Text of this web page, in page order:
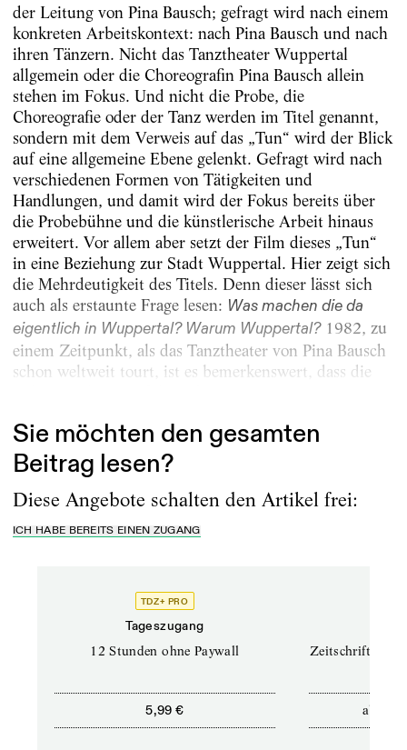
der Leitung von Pina Bausch; gefragt wird nach einem
konkreten Arbeitskontext: nach Pina Bausch und nach
ihren Tänzern. Nicht das Tanztheater Wuppertal
allgemein oder die Choreografin Pina Bausch allein
stehen im Fokus. Und nicht die Probe, die
Choreografie oder der Tanz werden im Titel genannt,
sondern mit dem Verweis auf das „Tun“ wird der Blick
auf eine allgemeine Ebene gelenkt. Gefragt wird nach
verschiedenen Formen von Tätigkeiten und
Handlungen, und damit wird der Fokus bereits über
die Probebühne und die künstlerische Arbeit hinaus
erweitert. Vor allem aber setzt der Film dieses „Tun“
in eine Beziehung zur Stadt Wuppertal. Hier zeigt sich
die Mehrdeutigkeit des Titels. Denn dieser lässt sich
auch als erstaunte Frage lesen: Was machen die da
eigentlich in Wuppertal? Warum Wuppertal?1982, zu
einem Zeitpunkt, als das Tanztheater von Pina Bausch
schon weltweit tourt, ist es bemerkenswert, dass die
Sie möchten den gesamten
Beitrag lesen?
Diese Angebote schalten den Artikel frei:
ICH HABE BEREITS EINEN ZUGANG
TDZ+ PRO
Tageszugang
12 Stunden ohne Paywall
5,99 €
Zeitschriften
ab